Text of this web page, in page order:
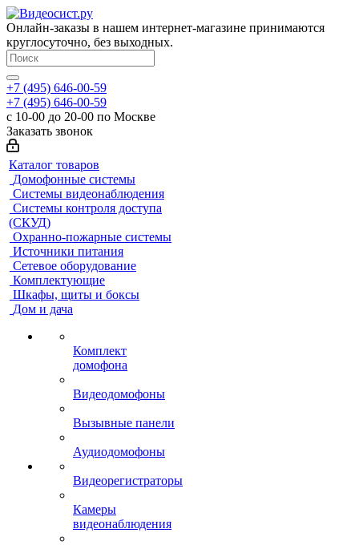
Онлайн-заказы в нашем интернет-магазине принимаются
круглосуточно, без выходных.
+7 (495) 646-00-59
+7 (495) 646-00-59
с 10-00 до 20-00 по Москве
Заказать звонок
Каталог товаров
Домофонные системы
Системы видеонаблюдения
Системы контроля доступа
(СКУД)
Охранно-пожарные системы
Источники питания
Сетевое оборудование
Комплектующие
Шкафы, щиты и боксы
Дом и дача
Комплект
домофона
Видеодомофоны
Вызывные панели
Аудиодомофоны
Видеорегистраторы
Камеры
видеонаблюдения